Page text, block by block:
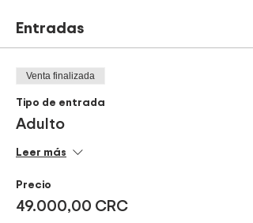
Entradas
Venta finalizada
Tipo de entrada
Adulto
Leer más
Precio
49.000,00 CRC